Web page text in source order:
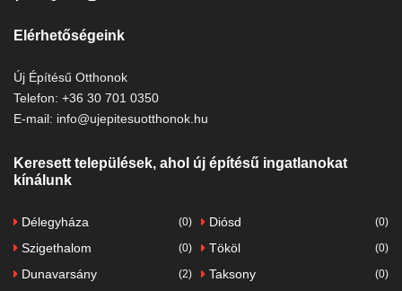
Elérhetőségeink
Új Építésű Otthonok
Telefon: +36 30 701 0350
E-mail: info@ujepitesuotthonok.hu
Keresett települések, ahol új építésű ingatlanokat
kínálunk
Délegyháza (0) Diósd (0)
Szigethalom (0) Tököl (0)
Dunavarsány (2) Taksony (0)